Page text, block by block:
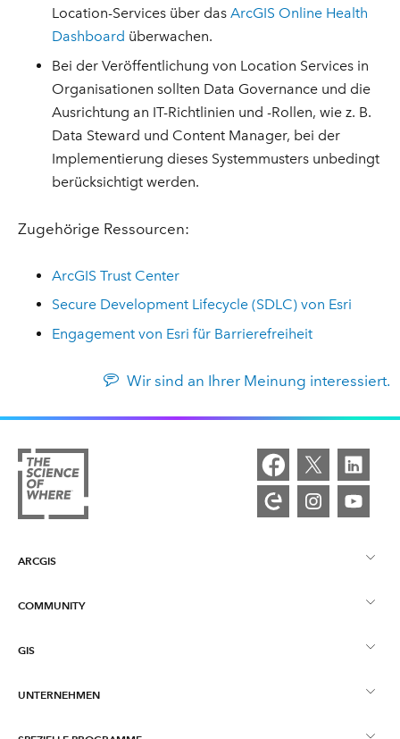
Location-Services über dasArcGIS Online Health
Dashboard überwachen.
Bei der Veröffentlichung von Location Services in
Organisationen sollten Data Governance und die
Ausrichtung an IT-Richtlinien und -Rollen, wie z. B.
Data Steward und Content Manager, bei der
Implementierung dieses Systemmusters unbedingt
berücksichtigt werden.
Zugehörige Ressourcen:
ArcGIS Trust Center
Secure Development Lifecycle (SDLC) von Esri
Engagement von Esri für Barrierefreiheit
Wir sind an Ihrer Meinung interessiert.
ARCGIS
ArcGIS – Überblick
Kartenerstellung
COMMUNITY
Esri Community
ArcGIS Blog
GIS
Was ist GIS?
UNTERNEHMEN